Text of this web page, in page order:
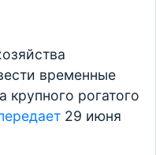
временные
крупного рогатого
29 июня